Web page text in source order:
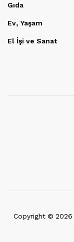
Gıda
Ev, Yaşam
El İşi ve Sanat
Copyright © 2026